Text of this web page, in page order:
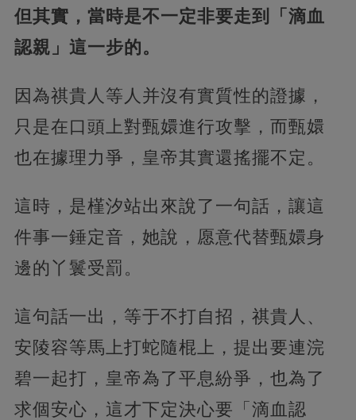
但其實，當時是不一定非要走到「滴血
認親」這一步的。
因為祺貴人等人并沒有實質性的證據，
只是在口頭上對甄嬛進行攻擊，而甄嬛
也在據理力爭，皇帝其實還搖擺不定。
這時，是槿汐站出來說了一句話，讓這
件事一錘定音，她說，愿意代替甄嬛身
邊的丫鬟受罰。
這句話一出，等于不打自招，祺貴人、
安陵容等馬上打蛇隨棍上，提出要連浣
碧一起打，皇帝為了平息紛爭，也為了
求個安心，這才下定決心要「滴血認